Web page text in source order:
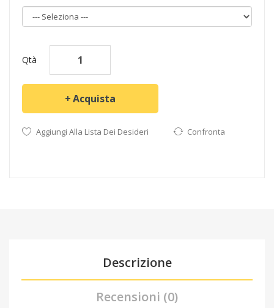
Qtà
Acquista
Aggiungi Alla Lista Dei Desideri Confronta
Descrizione
Recensioni (0)